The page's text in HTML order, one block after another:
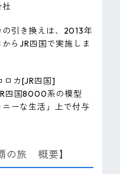
社
引き換えは、2013年
からJR四国で実施しま
カ[JR四国]
四国8000系の模型
ーな生活」上で付与
の旅 概要】